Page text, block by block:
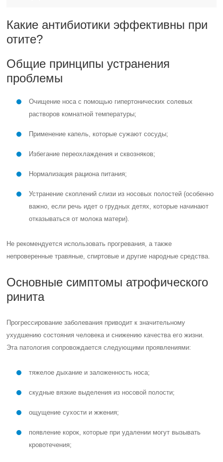
Какие антибиотики эффективны при
отите?
Общие принципы устранения
проблемы
Очищение носа с помощью гипертонических солевых
растворов комнатной температуры;
Применение капель, которые сужают сосуды;
Избегание переохлаждения и сквозняков;
Нормализация рациона питания;
Устранение скоплений слизи из носовых полостей (особенно
важно, если речь идет о грудных детях, которые начинают
отказываться от молока матери).
Не рекомендуется использовать прогревания, а также
непроверенные травяные, спиртовые и другие народные средства.
Основные симптомы атрофического
ринита
Прогрессирование заболевания приводит к значительному
ухудшению состояния человека и снижению качества его жизни.
Эта патология сопровождается следующими проявлениями:
тяжелое дыхание и заложенность носа;
скудные вязкие выделения из носовой полости;
ощущение сухости и жжения;
появление корок, которые при удалении могут вызывать
кровотечения;